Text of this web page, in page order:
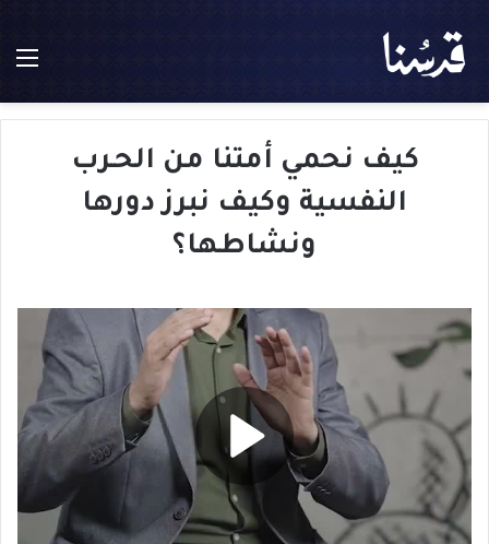
كيف نحمي أمتنا من الحـرب
النفسية وكيف نبرز دورها
ونشاطها؟